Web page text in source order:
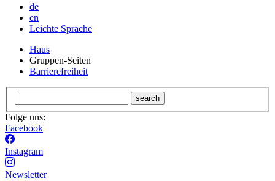
de
en
Leichte Sprache
Haus
Gruppen-Seiten
Barrierefreiheit
search
Folge uns:
Facebook
Instagram
Newsletter